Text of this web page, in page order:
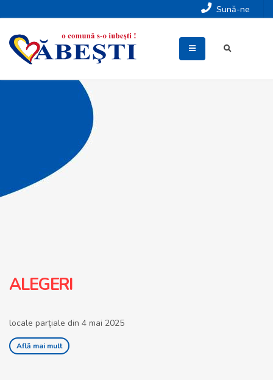
Sună-ne
ALEGERI
locale parțiale din 4 mai 2025
Află mai mult